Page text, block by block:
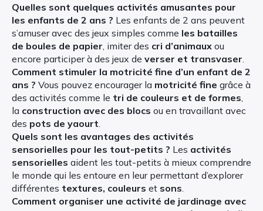
Quelles sont quelques activités amusantes pour
les enfants de 2 ans ? Les enfants de 2 ans peuvent
s’amuser avec des jeux simples comme les batailles
de boules de papier , imiter des cri d’animaux ou
encore participer à des jeux de verser et transvaser
Comment stimuler la motricité fine d’un enfant de 2
ans ? Vous pouvez encourager la motricité fine grâce à
des activités comme le tri de couleurs et de formes
la construction avec des blocs ou en travaillant avec
des pots de yaourt
Quels sont les avantages des activités
sensorielles pour les tout-petits ? Les activités
sensorielles aident les tout-petits à mieux comprendre
le monde qui les entoure en leur permettant d’explorer
différentes textures, couleurs et sons
Comment organiser une activité de jardinage avec